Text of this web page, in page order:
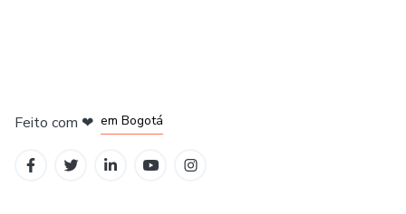
Feito com ❤ em Bogotá